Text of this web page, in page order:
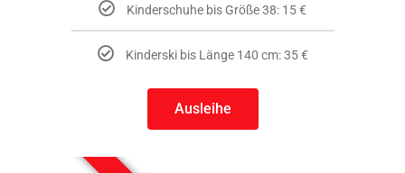
Kinderschuhe bis Größe 38: 15 €
Kinderski bis Länge 140 cm: 35 €
Ausleihe